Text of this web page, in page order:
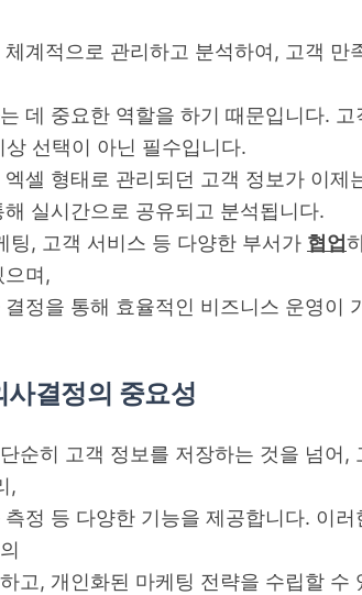
체계적으로 관리하고 분석하여, 고객 만
데 중요한 역할을 하기 때문입니다. 고
선택이 아닌 필수입니다.
셀 형태로 관리되던 고객 정보가 이제
실시간으로 공유되고 분석됩니다.
팅, 고객 서비스 등 다양한 부서가 협업
으며,
정을 통해 효율적인 비즈니스 운영이
사결정의 중요성
순히 고객 정보를 저장하는 것을 넘어,
,
정 등 다양한 기능을 제공합니다. 이러
고, 개인화된 마케팅 전략을 수립할 수